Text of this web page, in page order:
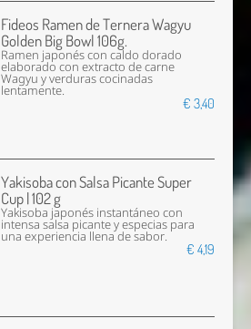
Fideos Ramen de Ternera Wagyu
Golden Big Bowl 106g.
Ramen japonés con caldo dorado
elaborado con extracto de carne
Wagyu y verduras cocinadas
lentamente.
€ 3,40
Yakisoba con Salsa Picante Super
Cup | 102 g
Yakisoba japonés instantáneo con
intensa salsa picante y especias para
una experiencia llena de sabor.
€ 4,19